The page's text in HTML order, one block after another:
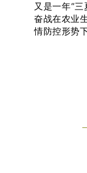
又是一年“
奋战在农业
情防控形势